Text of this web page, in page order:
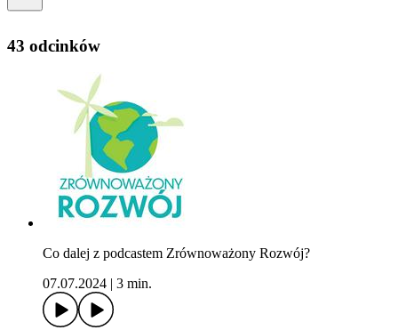
43 odcinków
Co dalej z podcastem Zrównoważony Rozwój?
07.07.2024
3 min.